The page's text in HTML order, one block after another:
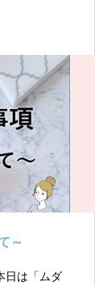
～￼
日は「ムダ